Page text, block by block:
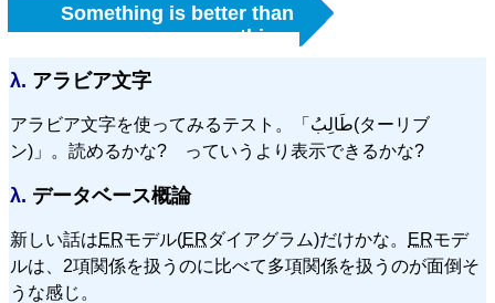
Something is better than
nothing.
λ. アラビア文字
アラビア文字を使ってみるテスト。「 طَالِبُ(ターリブ
ン)」。読めるかな? っていうより表示できるかな?
λ. データベース概論
新しい話はERモデル(ERダイアグラム)だけかな。 ERモデ
ルは、2項関係を扱うのに比べて多項関係を扱うのが面倒そ
うな感じ。